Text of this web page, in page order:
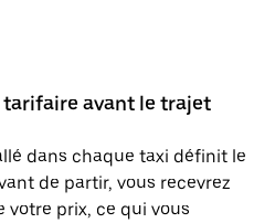
avant le trajet
dans chaque taxi définit le
de partir, vous recevrez
votre prix, ce qui vous